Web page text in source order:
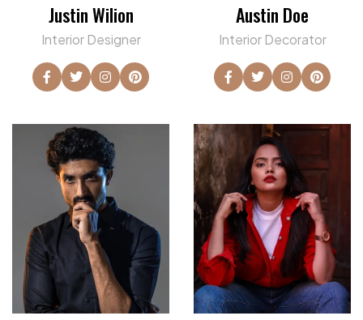
Justin Wilion
Interior Designer
Austin Doe
Interior Decorator